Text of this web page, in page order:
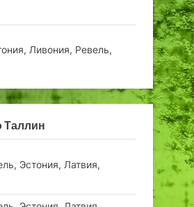
Ливония, Ревель,
Таллин
Эстония, Латвия,